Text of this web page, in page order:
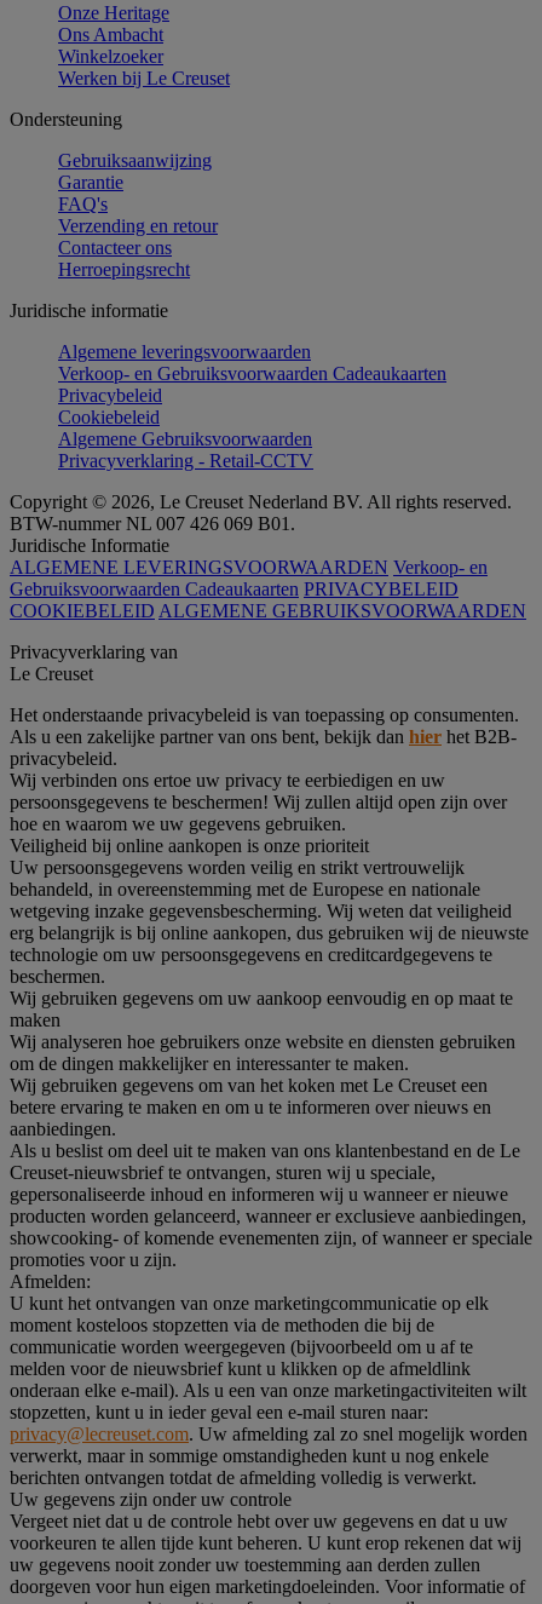
Onze Heritage
Ons Ambacht
Winkelzoeker
Werken bij Le Creuset
Ondersteuning
Gebruiksaanwijzing
Garantie
FAQ's
Verzending en retour
Contacteer ons
Herroepingsrecht
Juridische informatie
Algemene leveringsvoorwaarden
Verkoop- en Gebruiksvoorwaarden Cadeaukaarten
Privacybeleid
Cookiebeleid
Algemene Gebruiksvoorwaarden
Privacyverklaring - Retail-CCTV
Copyright © 2026, Le Creuset Nederland BV. All rights reserved.
BTW-nummer NL 007 426 069 B01.
Juridische Informatie
ALGEMENE LEVERINGSVOORWAARDEN Verkoop- en
Gebruiksvoorwaarden Cadeaukaarten PRIVACYBELEID
COOKIEBELEID ALGEMENE GEBRUIKSVOORWAARDEN
Privacyverklaring van
Le Creuset
Het onderstaande privacybeleid is van toepassing op consumenten.
Als u een zakelijke partner van ons bent, bekijk dan hier het B2B-
privacybeleid.
Wij verbinden ons ertoe uw privacy te eerbiedigen en uw
persoonsgegevens te beschermen! Wij zullen altijd open zijn over
hoe en waarom we uw gegevens gebruiken.
Veiligheid bij online aankopen is onze prioriteit
Uw persoonsgegevens worden veilig en strikt vertrouwelijk
behandeld, in overeenstemming met de Europese en nationale
wetgeving inzake gegevensbescherming. Wij weten dat veiligheid
erg belangrijk is bij online aankopen, dus gebruiken wij de nieuwste
technologie om uw persoonsgegevens en creditcardgegevens te
beschermen.
Wij gebruiken gegevens om uw aankoop eenvoudig en op maat te
maken
Wij analyseren hoe gebruikers onze website en diensten gebruiken
om de dingen makkelijker en interessanter te maken.
Wij gebruiken gegevens om van het koken met Le Creuset een
betere ervaring te maken en om u te informeren over nieuws en
aanbiedingen.
Als u beslist om deel uit te maken van ons klantenbestand en de Le
Creuset-nieuwsbrief te ontvangen, sturen wij u speciale,
gepersonaliseerde inhoud en informeren wij u wanneer er nieuwe
producten worden gelanceerd, wanneer er exclusieve aanbiedingen,
showcooking- of komende evenementen zijn, of wanneer er speciale
promoties voor u zijn.
Afmelden:
U kunt het ontvangen van onze marketingcommunicatie op elk
moment kosteloos stopzetten via de methoden die bij de
communicatie worden weergegeven (bijvoorbeeld om u af te
melden voor de nieuwsbrief kunt u klikken op de afmeldlink
onderaan elke e-mail). Als u een van onze marketingactiviteiten wilt
stopzetten, kunt u in ieder geval een e-mail sturen naar:
privacy@lecreuset.com. Uw afmelding zal zo snel mogelijk worden
verwerkt, maar in sommige omstandigheden kunt u nog enkele
berichten ontvangen totdat de afmelding volledig is verwerkt.
Uw gegevens zijn onder uw controle
Vergeet niet dat u de controle hebt over uw gegevens en dat u uw
voorkeuren te allen tijde kunt beheren. U kunt erop rekenen dat wij
uw gegevens nooit zonder uw toestemming aan derden zullen
doorgeven voor hun eigen marketingdoeleinden. Voor informatie of